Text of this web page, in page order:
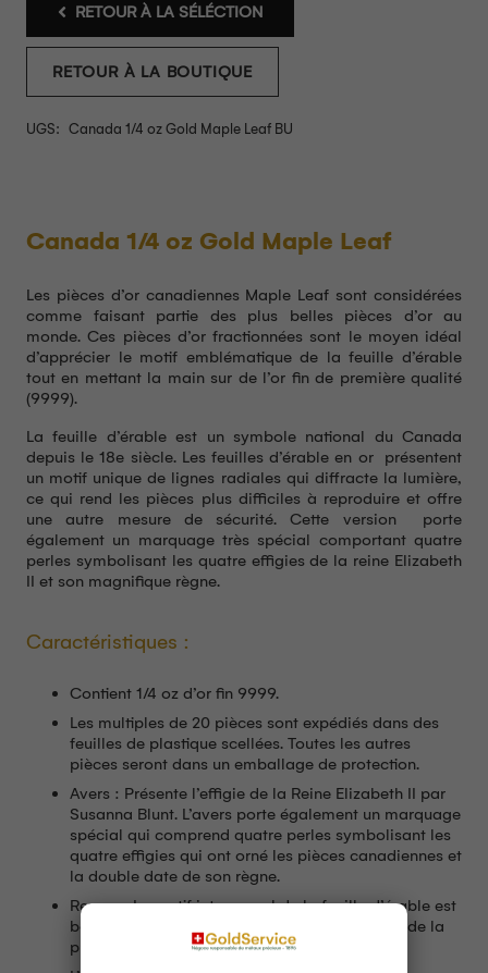
RETOUR À LA SÉLÉCTION
RETOUR À LA BOUTIQUE
UGS: Canada 1/4 oz Gold Maple Leaf BU
Canada 1/4 oz Gold Maple Leaf
Les pièces d’or canadiennes Maple Leaf sont considérées
comme faisant partie des plus belles pièces d’or au
monde. Ces pièces d’or fractionnées sont le moyen idéal
d’apprécier le motif emblématique de la feuille d’érable
tout en mettant la main sur de l’or fin de première qualité
(9999).
La feuille d’érable est un symbole national du Canada
depuis le 18e siècle. Les feuilles d’érable en or présentent
un motif unique de lignes radiales qui diffracte la lumière,
ce qui rend les pièces plus difficiles à reproduire et offre
une autre mesure de sécurité. Cette version porte
également un marquage très spécial comportant quatre
perles symbolisant les quatre effigies de la reine Elizabeth
II et son magnifique règne.
Caractéristiques :
Contient 1/4 oz d’or fin 9999.
Les multiples de 20 pièces sont expédiés dans des
feuilles de plastique scellées. Toutes les autres
pièces seront dans un emballage de protection.
Avers : Présente l’effigie de la Reine Elizabeth II par
Susanna Blunt. L’avers porte également un marquage
spécial qui comprend quatre perles symbolisant les
quatre effigies qui ont orné les pièces canadiennes et
la double date de son règne.
Revers : Le motif intemporel de la feuille d’érable est
bordé de l’inscription ” Canada “, du poids et de la
pureté de 0,9999.